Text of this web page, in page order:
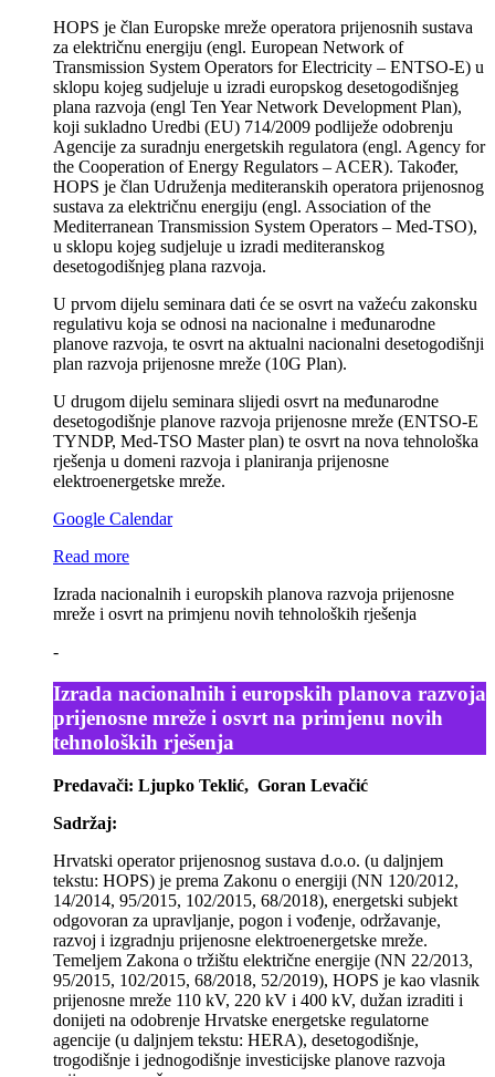
HOPS je član Europske mreže operatora prijenosnih sustava
za električnu energiju (engl. European Network of
Transmission System Operators for Electricity – ENTSO-E) u
sklopu kojeg sudjeluje u izradi europskog desetogodišnjeg
plana razvoja (engl Ten Year Network Development Plan),
koji sukladno Uredbi (EU) 714/2009 podliježe odobrenju
Agencije za suradnju energetskih regulatora (engl. Agency for
the Cooperation of Energy Regulators – ACER). Također,
HOPS je član Udruženja mediteranskih operatora prijenosnog
sustava za električnu energiju (engl. Association of the
Mediterranean Transmission System Operators – Med-TSO),
u sklopu kojeg sudjeluje u izradi mediteranskog
desetogodišnjeg plana razvoja.
U prvom dijelu seminara dati će se osvrt na važeću zakonsku
regulativu koja se odnosi na nacionalne i međunarodne
planove razvoja, te osvrt na aktualni nacionalni desetogodišnji
plan razvoja prijenosne mreže (10G Plan).
U drugom dijelu seminara slijedi osvrt na međunarodne
desetogodišnje planove razvoja prijenosne mreže (ENTSO-E
TYNDP, Med-TSO Master plan) te osvrt na nova tehnološka
rješenja u domeni razvoja i planiranja prijenosne
elektroenergetske mreže.
Google Calendar
Read more
Izrada nacionalnih i europskih planova razvoja prijenosne
mreže i osvrt na primjenu novih tehnoloških rješenja
-
Izrada nacionalnih i europskih planova razvoja
prijenosne mreže i osvrt na primjenu novih
tehnoloških rješenja
Predavači: Ljupko Teklić, Goran Levačić
Sadržaj:
Hrvatski operator prijenosnog sustava d.o.o. (u daljnjem
tekstu: HOPS) je prema Zakonu o energiji (NN 120/2012,
14/2014, 95/2015, 102/2015, 68/2018), energetski subjekt
odgovoran za upravljanje, pogon i vođenje, održavanje,
razvoj i izgradnju prijenosne elektroenergetske mreže.
Temeljem Zakona o tržištu električne energije (NN 22/2013,
95/2015, 102/2015, 68/2018, 52/2019), HOPS je kao vlasnik
prijenosne mreže 110 kV, 220 kV i 400 kV, dužan izraditi i
donijeti na odobrenje Hrvatske energetske regulatorne
agencije (u daljnjem tekstu: HERA), desetogodišnje,
trogodišnje i jednogodišnje investicijske planove razvoja